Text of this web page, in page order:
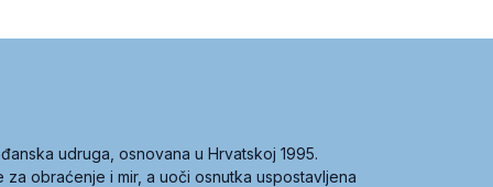
udruga, osnovana u Hrvatskoj 1995.
obraćenje i mir, a uoči osnutka uspostavljena